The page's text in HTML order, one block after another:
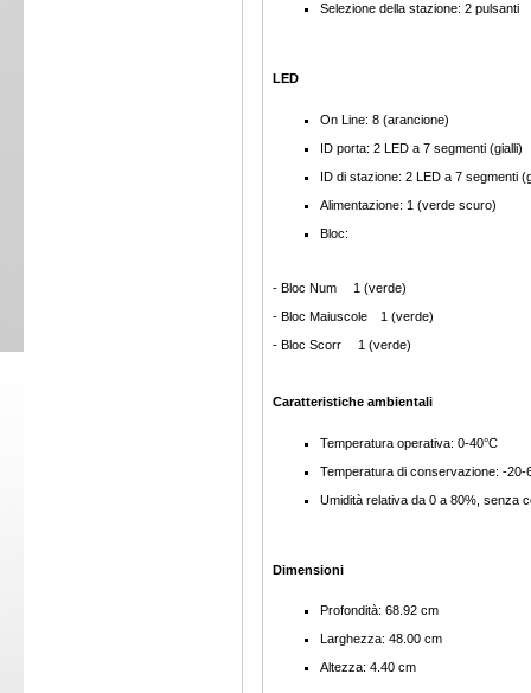
Selezione della stazione: 2 pulsanti
LED
On Line: 8 (arancione)
ID porta: 2 LED a 7 segmenti (gialli)
ID di stazione: 2 LED a 7 segmenti
Alimentazione: 1 (verde scuro)
Bloc:
- Bloc Num 1 (verde)
- Bloc Maiuscole 1 (verde)
- Bloc Scorr 1 (verde)
Caratteristiche ambientali
Temperatura operativa: 0-40°C
Temperatura di conservazione: -20-
Umidità relativa da 0 a 80%, senza
Dimensioni
Profondità: 68.92 cm
Larghezza: 48.00 cm
Altezza: 4.40 cm